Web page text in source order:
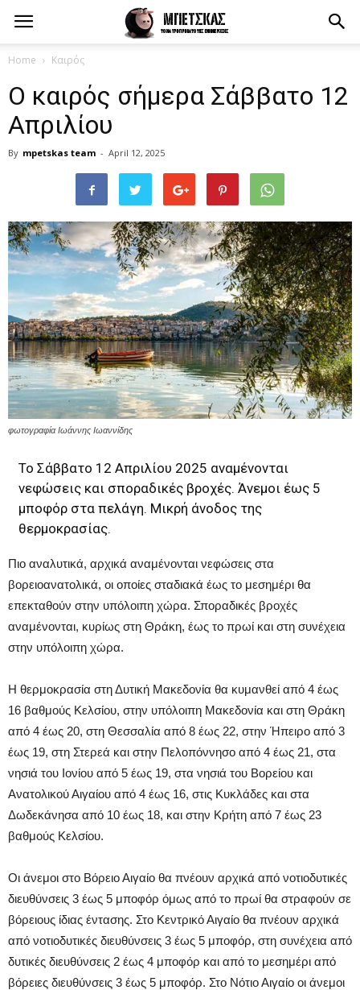
Home Καιρός
Ο καιρός σήμερα Σάββατο 12
Απριλίου
By mpetskas team - April 12, 2025
φωτογραφία Ιωάννης Ιωαννίδης
Το Σάββατο 12 Απριλίου 2025 αναμένονται
νεφώσεις και σποραδικές βροχές. Άνεμοι έως 5
μποφόρ στα πελάγη. Μικρή άνοδος της
θερμοκρασίας.
Πιο αναλυτικά, αρχικά αναμένονται νεφώσεις στα
βορειοανατολικά, οι οποίες σταδιακά έως το μεσημέρι θα
επεκταθούν στην υπόλοιπη χώρα. Σποραδικές βροχές
αναμένονται, κυρίως στη Θράκη, έως το πρωί και στη συνέχεια
στην υπόλοιπη χώρα.
Η θερμοκρασία στη Δυτική Μακεδονία θα κυμανθεί από 4 έως
16 βαθμούς Κελσίου, στην υπόλοιπη Μακεδονία και στη Θράκη
από 4 έως 20, στη Θεσσαλία από 8 έως 22, στην Ήπειρο από 3
έως 19, στη Στερεά και στην Πελοπόννησο από 4 έως 21, στα
νησιά του Ιονίου από 5 έως 19, στα νησιά του Βορείου και
Ανατολικού Αιγαίου από 4 έως 16, στις Κυκλάδες και στα
Δωδεκάνησα από 10 έως 18, και στην Κρήτη από 7 έως 23
βαθμούς Κελσίου.
Οι άνεμοι στο Βόρειο Αιγαίο θα πνέουν αρχικά από νοτιοδυτικές
διευθύνσεις 3 έως 5 μποφόρ όμως από το πρωί θα στραφούν σε
βόρειους ίδιας έντασης. Στο Κεντρικό Αιγαίο θα πνέουν αρχικά
από νοτιοδυτικές διευθύνσεις 3 έως 5 μποφόρ, στη συνέχεια από
δυτικές διευθύνσεις 2 έως 4 μποφόρ και από το μεσημέρι από
βόρειες διευθύνσεις 3 έως 5 μποφόρ. Στο Νότιο Αιγαίο οι άνεμοι